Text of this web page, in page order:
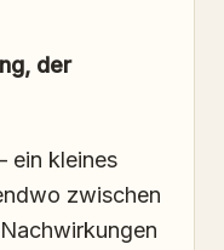
der
ein kleines
zwischen